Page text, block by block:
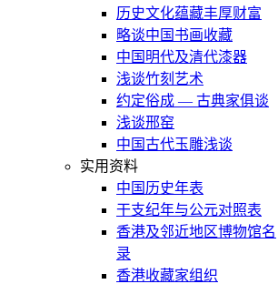
历史文化蕴藏丰厚财富
略谈中国书画收藏
中国明代及清代漆器
浅谈竹刻艺术
约定俗成 — 古典家俱谈
浅谈邢窑
中国古代玉雕浅谈
实用资料
中国历史年表
干支纪年与公元对照表
香港及邻近地区博物馆名
录
香港收藏家组织